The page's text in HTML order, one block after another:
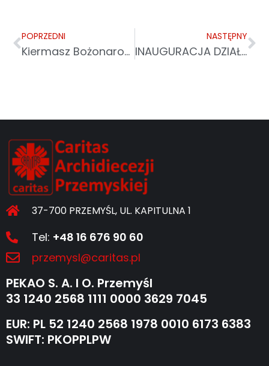
POPRZEDNI
Kiermasz Bożonarodzeniowy DDP w Przemyślu
NASTĘPNY
INAUGURACJA DZIAŁALNOŚCI BRANŻOWEGO CENTRUM UMIEJĘTNOŚCI W DZIEDZINIE POMOCY SPOŁECZNEJ W PRZEMYŚLU
37-700 PRZEMYŚL, UL. KAPITULNA 1
Tel: +48 16 676 90 60
przemysl@caritas.pl
PEKAO S. A. I O. Przemyśl
33 1240 2568 1111 0000 3629 7045
EUR: PL 52 1240 2568 1978 0010 6173 6383
SWIFT: PKOPPLPW